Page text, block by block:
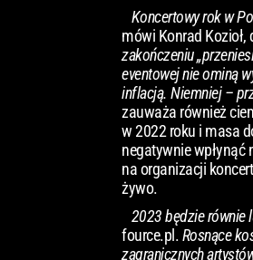
Koncertowy rok w
mówi Konrad
zakończeniu
eventowej nie ominą
inflacją. Niemniej –
zauważa również
w 2022 roku i masa
negatywnie wpłynąć
na organizacji
żywo.
2023 będzie równie
fource.pl.Rosnące
zagranicznych